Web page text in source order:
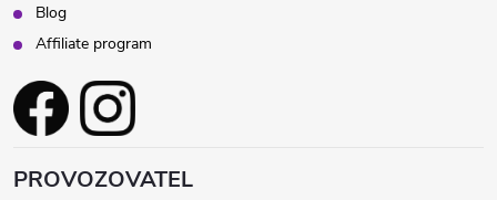
Blog
Affiliate program
PROVOZOVATEL